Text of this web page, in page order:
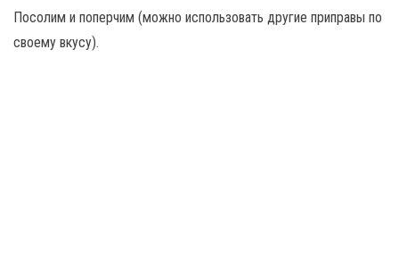
Посолим и поперчим (можно использовать другие приправы по
своему вкусу).